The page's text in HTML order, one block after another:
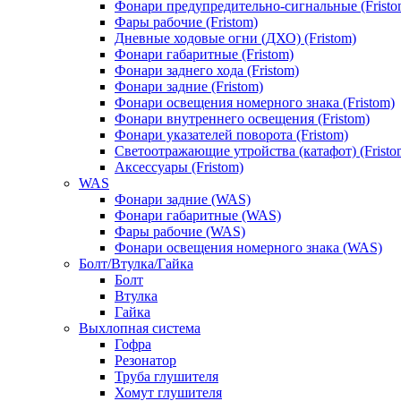
Фонари предупредительно-сигнальные
Фары рабочие (Fristom)
Дневные ходовые огни (ДХО) (Fristom)
Фонари габаритные (Fristom)
Фонари заднего хода (Fristom)
Фонари задние (Fristom)
Фонари освещения номерного знака (Fristom)
Фонари внутреннего освещения (Fristom)
Фонари указателей поворота (Fristom)
Светоотражающие утройства (катафот)
Аксессуары (Fristom)
WAS
Фонари задние (WAS)
Фонари габаритные (WAS)
Фары рабочие (WAS)
Фонари освещения номерного знака (WAS)
Болт/Втулка/Гайка
Болт
Втулка
Гайка
Выхлопная система
Гофра
Резонатор
Труба глушителя
Хомут глушителя